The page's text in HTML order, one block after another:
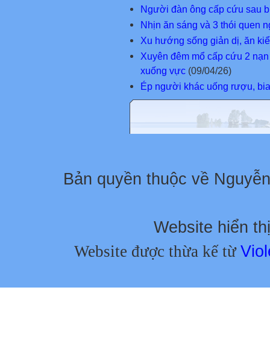
Người đàn ông cấp cứu sau
Nhịn ăn sáng và 3 thói quen
Xu hướng sống giản dị, ăn
Xuyên đêm mổ cấp cứu 2
xuống vực (09/04/26)
Ép người khác uống rượu,
Bản quyền thuộc về
Website hiển
Website được thừa kế từ